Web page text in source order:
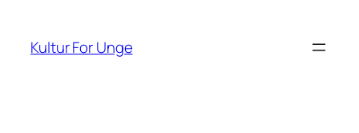
indhold
Kultur For Unge